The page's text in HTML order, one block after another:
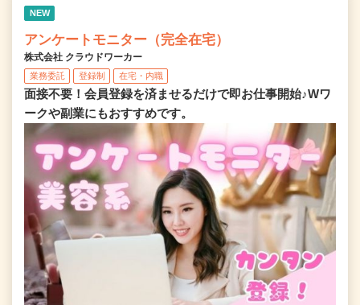
NEW
アンケートモニター（完全在宅）
株式会社 クラウドワーカー
業務委託 登録制 在宅・内職
面接不要！会員登録を済ませるだけで即お仕事開始♪Wワ
ークや副業にもおすすめです。